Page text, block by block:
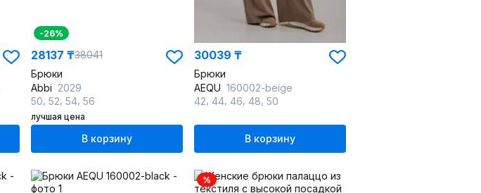
-26%
28137 ₸38041
Брюки
Abbi 2029
50 52 54 56
лучшая цена
В корзину
30039 ₸
Брюки
AEQU 160002-beige
42 44 46 48 50
В корзину
%